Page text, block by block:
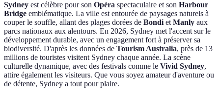
Sydney est célèbre pour son Opéra spectaculaire et son Harbour
Bridge emblématique. La ville est entourée de paysages naturels à
couper le souffle, allant des plages dorées de Bondi et Manly aux
parcs nationaux aux alentours. En 2026, Sydney met l'accent sur le
développement durable, avec un engagement fort à préserver sa
biodiversité. D'après les données de Tourism Australia, près de 13
millions de touristes visitent Sydney chaque année. La scène
culturelle dynamique, avec des festivals comme le Vivid Sydney,
attire également les visiteurs. Que vous soyez amateur d'aventure ou
de détente, Sydney a tout pour plaire.